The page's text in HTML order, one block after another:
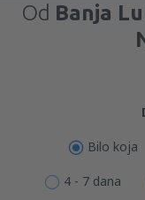
Od Banja
Bilo koja
4 - 7 dana